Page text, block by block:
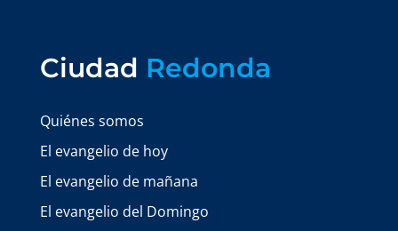
Ciudad Redonda
Quiénes somos
El evangelio de hoy
El evangelio de mañana
El evangelio del Domingo